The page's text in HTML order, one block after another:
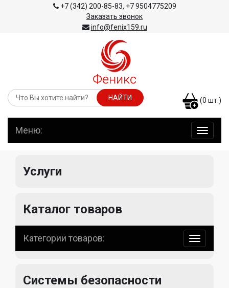
+7 (342) 200-85-83, +7 9504775209
Заказать звонок
info@fenix159.ru
(0 шт.)
по
Меню:
Услуги
Каталог товаров
по
Категории товаров:
Системы безопасности